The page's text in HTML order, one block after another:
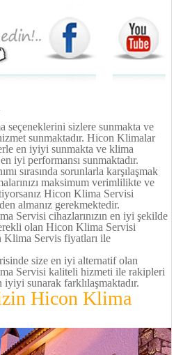
sizlere sunmakta ve
sunmaktadır. Hicon Klimalar
en iyiyi sunmakta ve klima
en iyi performansı sunmaktadır.
sırasında sorunlarla karşılaşmak
maksimum verimlilikte ve
Hicon Klima Servisi
almanız gerekmektedir.
Servisi cihazlarınızın en iyi şekilde
olan Hicon Klima Servisi
Servis fiyatları ile
size en iyi alternatif olan
Servisi kaliteli hizmeti ile rakipleri
iyiyi sunarak farklılaşmaktadır.
Hicon Klima